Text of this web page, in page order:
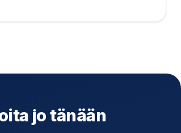
jo tänään